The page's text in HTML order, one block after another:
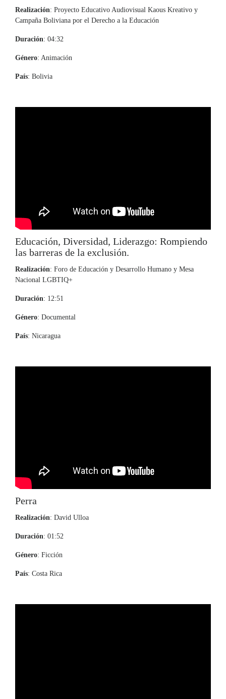
Realización: Proyecto Educativo Audiovisual Kaous Kreativo y
Campaña Boliviana por el Derecho a la Educación
Duración: 04:32
Género: Animación
País: Bolivia
Educación, Diversidad, Liderazgo: Rompiendo
las barreras de la exclusión.
Realización: Foro de Educación y Desarrollo Humano y Mesa
Nacional LGBTIQ+
Duración: 12:51
Género: Documental
País: Nicaragua
Perra
Realización: David Ulloa
Duración: 01:52
Género: Ficción
País: Costa Rica